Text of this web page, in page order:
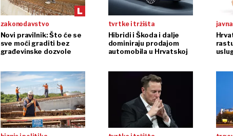
zakonodavstvo
Novi pravilnik: Što će se
sve moći graditi bez
građevinske dozvole
tvrtke i tržišta
Hibridi i Škoda i dalje
dominiraju prodajom
automobila u Hrvatskoj